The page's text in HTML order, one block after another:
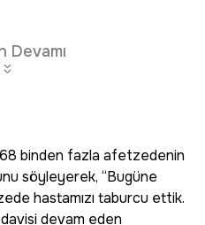
Devamı
binden fazla afetzedenin
söyleyerek, “Bugüne
hastamızı taburcu ettik.
devam eden